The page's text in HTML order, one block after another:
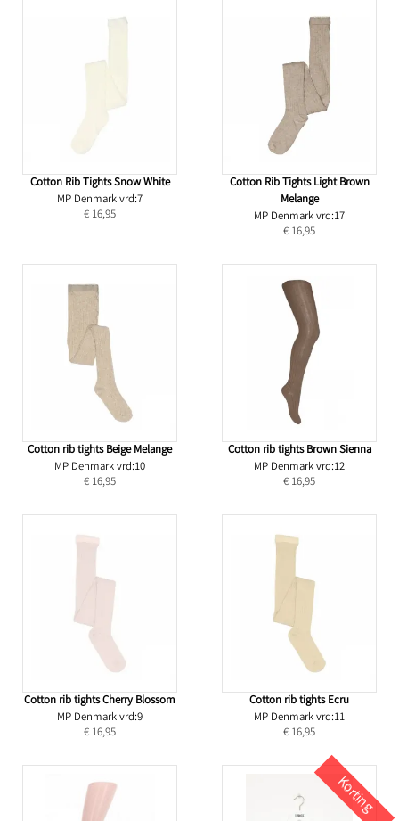
Cotton Rib Tights Snow White
MP Denmark vrd:7
€ 16,95
Cotton Rib Tights Light Brown
Melange
MP Denmark vrd:17
€ 16,95
Cotton rib tights Beige Melange
MP Denmark vrd:10
€ 16,95
Cotton rib tights Brown Sienna
MP Denmark vrd:12
€ 16,95
Cotton rib tights Cherry Blossom
MP Denmark vrd:9
€ 16,95
Cotton rib tights Ecru
MP Denmark vrd:11
€ 16,95
Korting